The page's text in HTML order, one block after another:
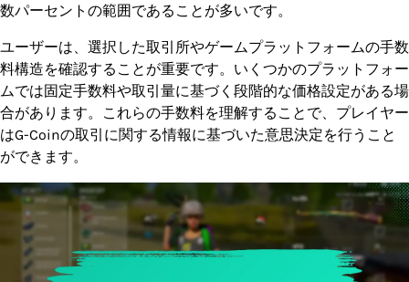
数パーセントの範囲であることが多いです。
ユーザーは、選択した取引所やゲームプラットフォームの手数
料構造を確認することが重要です。いくつかのプラットフォー
ムでは固定手数料や取引量に基づく段階的な価格設定がある場
合があります。これらの手数料を理解することで、プレイヤー
はG-Coinの取引に関する情報に基づいた意思決定を行うこと
ができます。